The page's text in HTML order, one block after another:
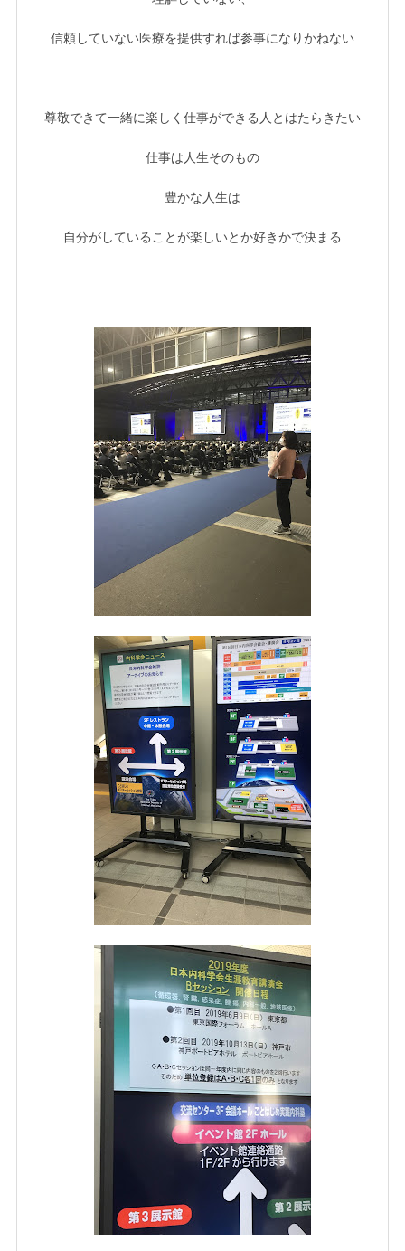
信頼していない医療を提供すれば参事になりかねない
尊敬できて一緒に楽しく仕事ができる人とはたらきたい
仕事は人生そのもの
豊かな人生は
自分がしていることが楽しいとか好きかで決まる